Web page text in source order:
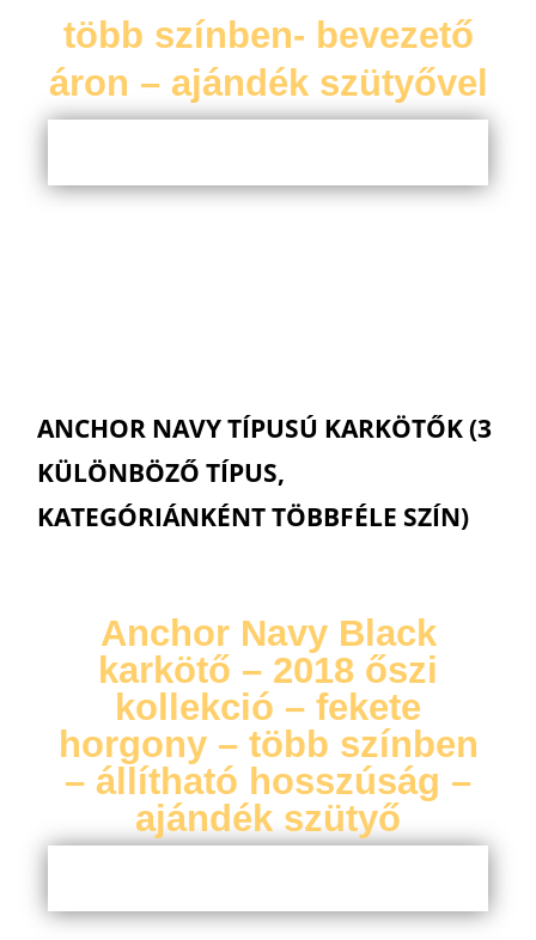
több színben- bevezető
áron – ajándék szütyővel
ANCHOR NAVY TÍPUSÚ KARKÖTŐK (3
KÜLÖNBÖZŐ TÍPUS,
KATEGÓRIÁNKÉNT TÖBBFÉLE SZÍN)
Anchor Navy Black
karkötő – 2018 őszi
kollekció – fekete
horgony – több színben
– állítható hosszúság –
ajándék szütyő